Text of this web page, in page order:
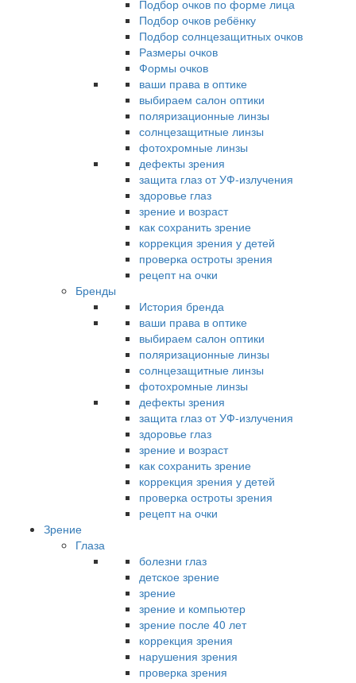
Подбор очков по форме лица
Подбор очков ребёнку
Подбор солнцезащитных очков
Размеры очков
Формы очков
ваши права в оптике
выбираем салон оптики
поляризационные линзы
солнцезащитные линзы
фотохромные линзы
дефекты зрения
защита глаз от УФ-излучения
здоровье глаз
зрение и возраст
как сохранить зрение
коррекция зрения у детей
проверка остроты зрения
рецепт на очки
Бренды
История бренда
ваши права в оптике
выбираем салон оптики
поляризационные линзы
солнцезащитные линзы
фотохромные линзы
дефекты зрения
защита глаз от УФ-излучения
здоровье глаз
зрение и возраст
как сохранить зрение
коррекция зрения у детей
проверка остроты зрения
рецепт на очки
Зрение
Глаза
болезни глаз
детское зрение
зрение
зрение и компьютер
зрение после 40 лет
коррекция зрения
нарушения зрения
проверка зрения